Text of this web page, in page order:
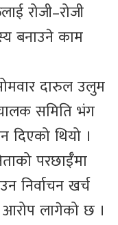
रोजी–रोजी
बनाउने काम
दारुल उलुम
समिति भंग
दिएको थियो ।
परछाईँमा
निर्वाचन खर्च
लागेको छ ।